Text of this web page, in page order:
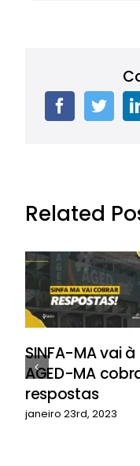
Related
SINFA-MA vai à
AGED-MA
respostas
janeiro 23rd, 2023